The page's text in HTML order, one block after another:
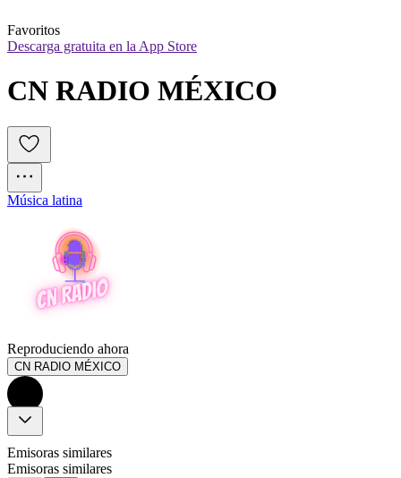
Favoritos
Descarga gratuita en la App Store
CN RADIO MÉXICO
Música latina
Reproduciendo ahora
CN RADIO MÉXICO
Emisoras similares
Emisoras similares